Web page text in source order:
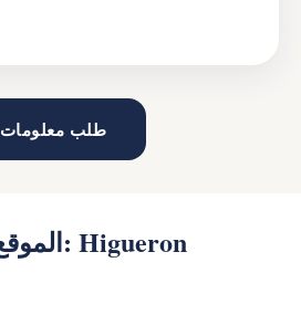
طلب معلومات
الموقع والبيئة: Higueron